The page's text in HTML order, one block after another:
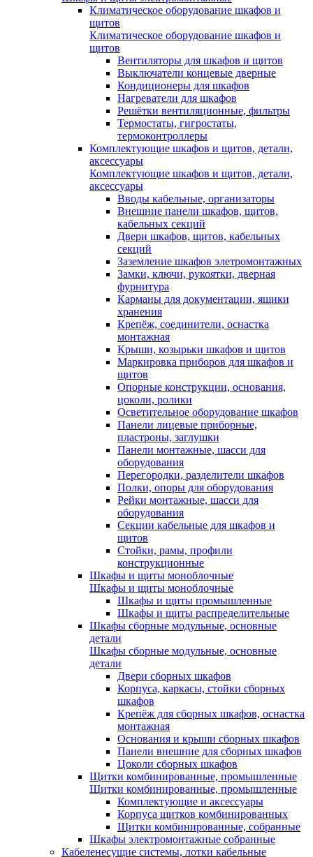
Климатическое оборудование шкафов и
щитов
Климатическое оборудование шкафов и
щитов
Вентиляторы для шкафов и щитов
Выключатели концевые дверные
Кондиционеры для шкафов
Нагреватели для шкафов
Решётки вентиляционные, фильтры
Термостаты, гигростаты,
термоконтроллеры
Комплектующие шкафов и щитов, детали,
аксессуары
Комплектующие шкафов и щитов, детали,
аксессуары
Вводы кабельные, организаторы
Внешние панели шкафов, щитов,
кабельных секций
Двери шкафов, щитов, кабельных
секций
Заземление шкафов элетромонтажных
Замки, ключи, рукоятки, дверная
фурнитура
Карманы для документации, ящики
хранения
Крепёж, соединители, оснастка
монтажная
Крыши, козырьки шкафов и щитов
Маркировка приборов для шкафов и
щитов
Опорные конструкции, основания,
цоколи, ролики
Осветительное оборудование шкафов
Панели лицевые приборные,
пластроны, заглушки
Панели монтажные, шасси для
оборудования
Перегородки, разделители шкафов
Полки, опоры для оборудования
Рейки монтажные, шасси для
оборудования
Секции кабельные для шкафов и
щитов
Стойки, рамы, профили
конструкционные
Шкафы и щиты моноблочные
Шкафы и щиты моноблочные
Шкафы и щиты промышленные
Шкафы и щиты распределительные
Шкафы сборные модульные, основные
детали
Шкафы сборные модульные, основные
детали
Двери сборных шкафов
Корпуса, каркасы, стойки сборных
шкафов
Крепёж для сборных шкафов, оснастка
монтажная
Основания и крыши сборных шкафов
Панели внешние для сборных шкафов
Цоколи сборных шкафов
Щитки комбинированные, промышленные
Щитки комбинированные, промышленные
Комплектующие и аксессуары
Корпуса щитков комбинированных
Щитки комбинированные, собранные
Шкафы электромонтажные собранные
Кабеленесущие системы, лотки кабельные